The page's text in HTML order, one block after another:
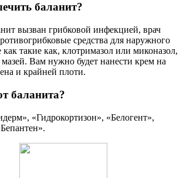
баланит?
вызван грибковой инфекцией, врач
средства для наружного
такие как, клотримазол или миконазол,
Вам нужно будет нанести крем на
и крайней плоти.
баланита?
«Гидрокортизон», «Белогент»,